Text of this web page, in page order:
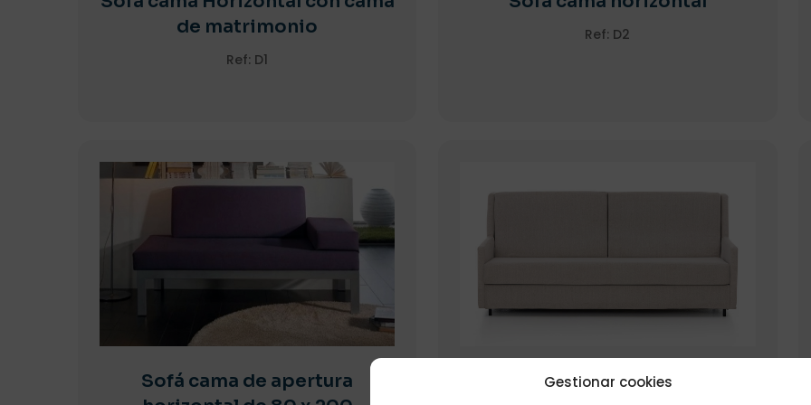
Gestionar cookies
de matrimonio
Ref: D1
Ref: D2
Sofá cama de apertura
Sofá cama horizontal para